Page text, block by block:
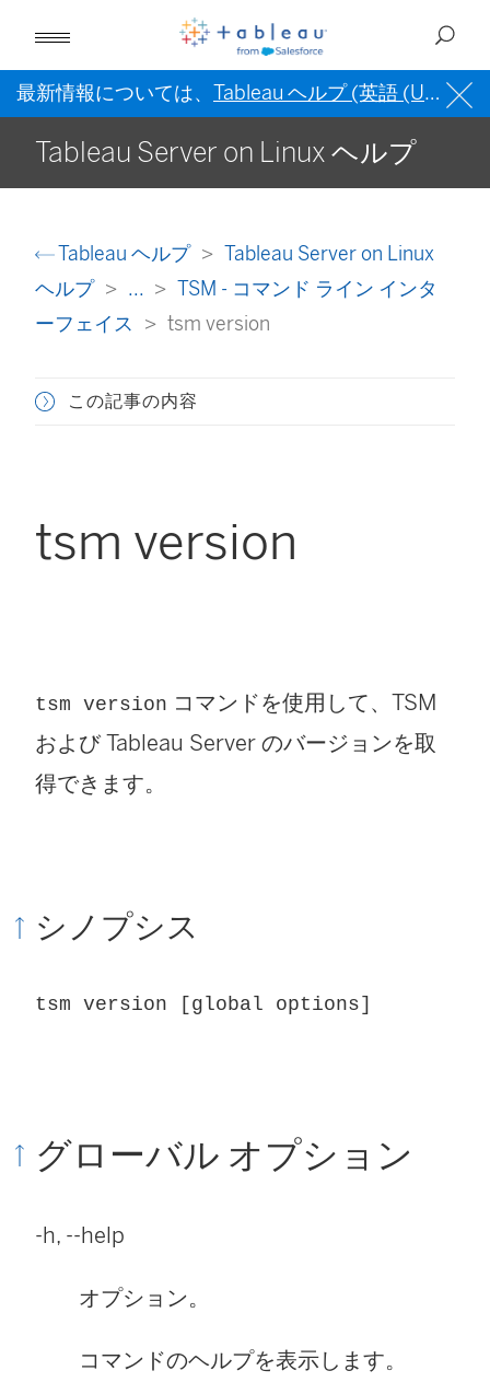
最新情報については、 Tableau ヘルプ (英語 (US)) を
Tableau Server on Linux ヘルプ
Tableau ヘルプ
Tableau Server on Linux
ヘルプ
...
TSM - コマンド ライン インタ
ーフェイス
tsm version
この記事の内容
tsm version
tsm version コマンドを使用して、TSM
および Tableau Server のバージョンを取
得できます。
シノプシス
tsm version [global options]
グローバル オプション
-h, --help
オプション。
コマンドのヘルプを表示します。